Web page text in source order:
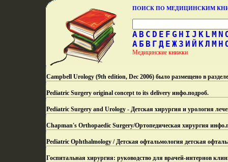
ПОИСК ПО МЕДИЦИНСКИМ
A B C D E F G H I J K L M N
А Б В Г Д Е Ж З И Й КЛ М Н
Медицинские книжки
Campbell Urology (9th edition, Dec 2006) было размещено в
Pediatric Surgery original concept to its delivery инфо.подроб.
Pediatric Surgery and Urology - Детская хирургия и урология
Chapman's Orthopaedic Surgery/Ортопедическая хирургия инфо.
Pediatric Ophthalmology / Детская офтальмология детская
Госпитальная хирургия: руководство для врачей-интернов